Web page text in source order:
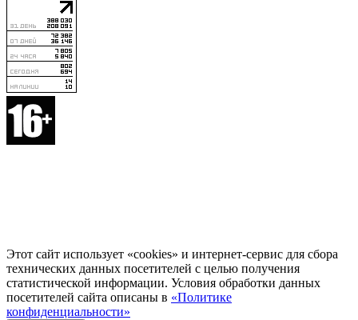
Этот сайт использует «cookies» и интернет-сервис для сбора
технических данных посетителей с целью получения
статистической информации. Условия обработки данных
посетителей сайта описаны в «Политике
конфиденциальности»